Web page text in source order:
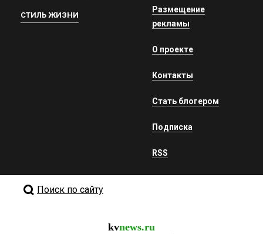
СТИЛЬ ЖИЗНИ
Размещение
рекламы
О проекте
Контакты
Стать блогером
Подписка
RSS
Поиск по сайту
kvnews.ru